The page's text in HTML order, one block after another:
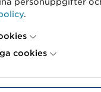
genre (Film)
(Spel)
.
cookies